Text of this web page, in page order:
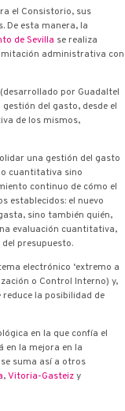
el Consistorio, sus
De esta manera, la
de Sevilla se realiza
administrativa con
por Guadaltel
del gasto, desde el
de los mismos,
una gestión del gasto
cuantitativa sino
continuo de cómo el
establecidos: el nuevo
sino también quién,
evaluación cuantitativa,
presupuesto.
electrónico ‘extremo a
o Control Interno) y,
reduce la posibilidad de
en la que confía el
en la mejora en la
suma así a otros
,Vitoria-Gasteizy